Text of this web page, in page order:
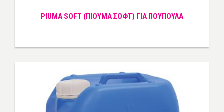
PIUMA SOFT (ΠΙΟΥΜΑ ΣΟΦΤ) ΓΙΑ ΠΟΥΠΟΥΛΑ